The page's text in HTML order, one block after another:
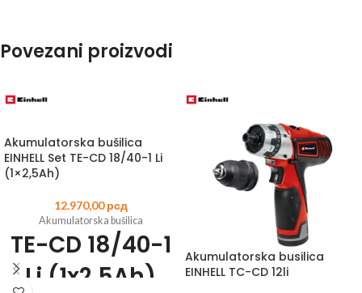
Povezani proizvodi
Akumulatorska bušilica
EINHELL Set TE-CD 18/40-1 Li
(1×2,5Ah)
12.970,00рсд
Akumulatorska bušilica
TE-CD 18/40-1
Li (1x2,5Ah)
Akumulatorska busilica
EINHELL TC-CD 12li